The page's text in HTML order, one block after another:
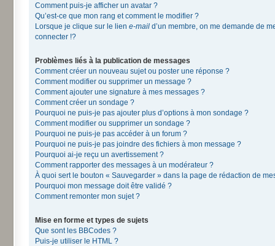
Comment puis-je afficher un avatar ?
Qu’est-ce que mon rang et comment le modifier ?
Lorsque je clique sur le lien e-mail d’un membre, on me demande de
connecter !?
Problèmes liés à la publication de messages
Comment créer un nouveau sujet ou poster une réponse ?
Comment modifier ou supprimer un message ?
Comment ajouter une signature à mes messages ?
Comment créer un sondage ?
Pourquoi ne puis-je pas ajouter plus d’options à mon sondage ?
Comment modifier ou supprimer un sondage ?
Pourquoi ne puis-je pas accéder à un forum ?
Pourquoi ne puis-je pas joindre des fichiers à mon message ?
Pourquoi ai-je reçu un avertissement ?
Comment rapporter des messages à un modérateur ?
À quoi sert le bouton « Sauvegarder » dans la page de rédaction de
Pourquoi mon message doit être validé ?
Comment remonter mon sujet ?
Mise en forme et types de sujets
Que sont les BBCodes ?
Puis-je utiliser le HTML ?